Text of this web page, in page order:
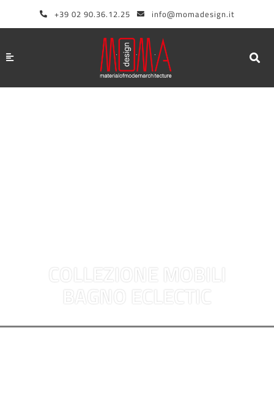
+39 02 90.36.12.25 info@momadesign.it
COLLEZIONE MOBILI
BAGNO ECLECTIC